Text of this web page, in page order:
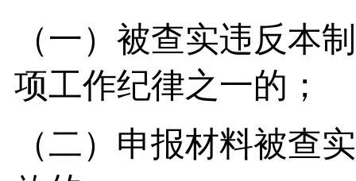
（一）被查实违反本
项工作纪律之一的；
（二）申报材料被查